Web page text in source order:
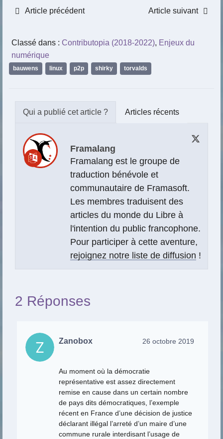
Article précédent Article suivant
Classé dans : Contributopia (2018-2022), Enjeux du
numérique
bauwens linux p2p shirky torvalds
Articles récents
Framalang
Framalang est le groupe de
traduction bénévole et
communautaire de Framasoft.
Les membres traduisent des
articles du monde du Libre à
l'intention du public francophone.
Pour participer à cette aventure,
rejoignez notre liste de diffusion !
2 Réponses
Zanobox 26 octobre 2019
Au moment où la démocratie
représentative est assez directement
remise en cause dans un certain nombre
de pays dits démocratiques, l’exemple
récent en France d’une décision de justice
déclarant illégal l’arreté d’un maire d’une
commune rurale interdisant l’usage de